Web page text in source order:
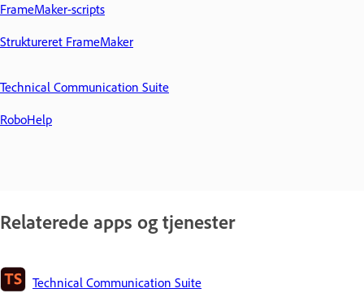
FrameMaker-scripts
Struktureret FrameMaker
Technical Communication Suite
RoboHelp
Relaterede apps og tjenester
Technical Communication Suite